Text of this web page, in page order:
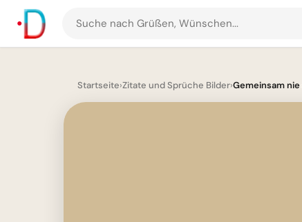
Suche
nach
und
Startseite›Zitate und Sprüche Bilder›Gemeinsam nie